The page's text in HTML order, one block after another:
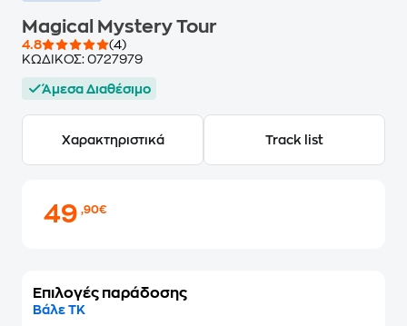
Magical Mystery Tour
4.8
(4)
ΚΩΔΙΚΟΣ: 0727979
Άμεσα Διαθέσιμο
Χαρακτηριστικά Track list
49,90€
Επιλογές παράδοσης
Βάλε ΤΚ